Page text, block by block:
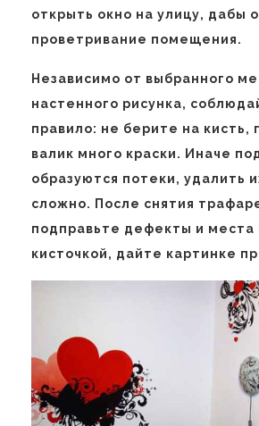
открыть окно на улицу, дабы
проветривание помещения.
Независимо от выбранного
настенного рисунка,
правило: не берите на кисть,
валик много краски. Иначе
образуются потеки, удалить
сложно. После снятия
подправьте дефекты и
кисточкой, дайте картинке